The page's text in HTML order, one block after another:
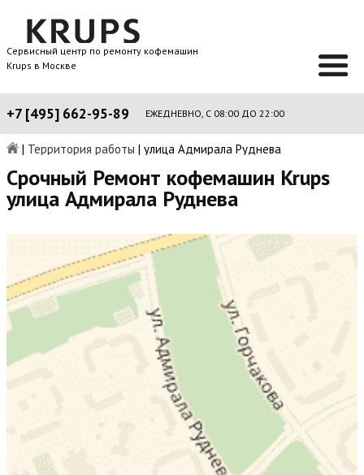
Сервисный центр по ремонту кофемашин
Krups в Москве
+7 [495] 662-95-89 ЕЖЕДНЕВНО, С 08:00 ДО 22:00
| Территория работы | улица Адмирала Руднева
Срочный Ремонт кофемашин Krups
улица Адмирала Руднева